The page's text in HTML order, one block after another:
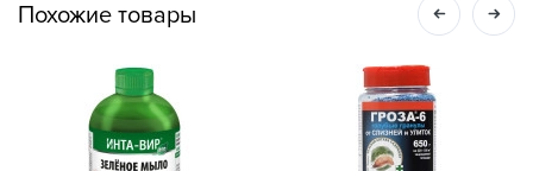
Похожие товары